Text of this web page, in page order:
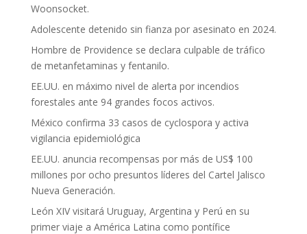
Woonsocket.
Adolescente detenido sin fianza por asesinato en 2024.
Hombre de Providence se declara culpable de tráfico
de metanfetaminas y fentanilo.
EE.UU. en máximo nivel de alerta por incendios
forestales ante 94 grandes focos activos.
México confirma 33 casos de cyclospora y activa
vigilancia epidemiológica
EE.UU. anuncia recompensas por más de US$ 100
millones por ocho presuntos líderes del Cartel Jalisco
Nueva Generación.
León XIV visitará Uruguay, Argentina y Perú en su
primer viaje a América Latina como pontífice